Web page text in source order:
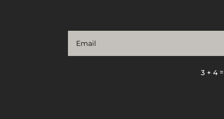
3 + 4=